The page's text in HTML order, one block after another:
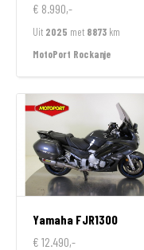
€ 8.990,-
Uit 2025 met 8873 km
MotoPort Rockanje
Yamaha FJR1300
€ 12.490,-